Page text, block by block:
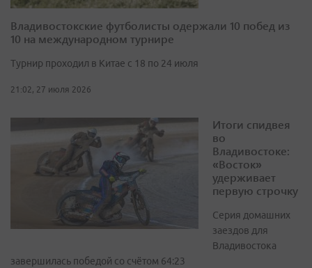
Владивостокские футболисты одержали 10 побед из
10 на международном турнире
Турнир проходил в Китае с 18 по 24 июля
21:02, 27 июля 2026
Итоги спидвея
во
Владивостоке:
«Восток»
удерживает
первую строчку
Серия домашних
заездов для
Владивостока
завершилась победой со счётом 64:23